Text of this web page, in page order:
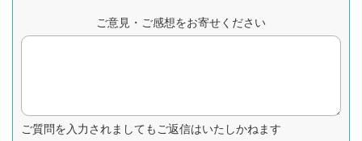
ご意見・ご感想をお寄せください
ご質問を入力されましてもご返信はいたしかねます